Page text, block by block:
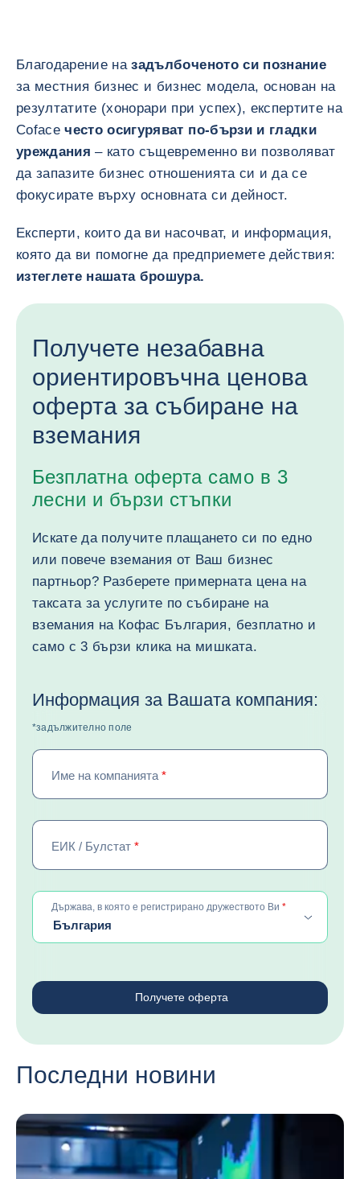
Благодарение назадълбоченото си познание
за местния бизнес и бизнес модела, основан на
резултатите (хонорари при успех), експертите на
Cofaceчесто осигуряват по-бързи и гладки
уреждания – като същевременно ви позволяват
да запазите бизнес отношенията си и да се
фокусирате върху основната си дейност.
Експерти, които да ви насочват, и информация,
която да ви помогне да предприемете действия:
изтеглете нашата брошура.
Получете незабавна
ориентировъчна ценова
оферта за събиране на
вземания
Безплатна оферта само в 3
лесни и бързи стъпки
Искате да получите плащането си по едно
или повече вземания от Ваш бизнес
партньор? Разберете примерната цена на
таксата за услугите по събиране на
вземания на Кофас България, безплатно и
само с 3 бързи клика на мишката.
Информация за Вашата компания:
*задължително поле
Име на компанията *
ЕИК / Булстат *
Държава, в която е регистрирано дружеството Ви *required
България
Получете оферта
Последни новини